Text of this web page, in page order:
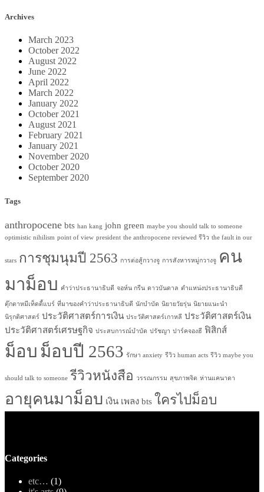
Archives
March 2023
October 2022
August 2022
June 2022
April 2022
March 2022
January 2022
October 2021
August 2021
February 2021
January 2021
November 2020
October 2020
September 2020
Tags
anthropocene bts han kang john green maybe you should talk to someone
optimistic nihilism point of view president the anthropocene reviewed รีวิว the fault in our
stars การชุมนุมปี 2563 การต่อสู้กวางจู การสังหารหมู่กวางจู คน
มาม็อบ
คำว่าประธานาธิบดี จอห์น กรีน ดาวบันดาล ตำแหน่งประธานาธิบดี
ตุ๊กตาหมีเท็ดดี้แบร์ ที่มาของคำว่าประธานาธิบดี นักบำบัด นิยายวัยรุ่น นิยายแนะนำ
นิรุกติศาสตร์ ประวัติศาสตร์การเงิน ประวัติศาสตร์เกาหลี ประวัติศาสตร์เงิน
ประวัติศาสตร์เศรษฐกิจ ประสบการณ์บำบัด ปรัชญา ปาร์คจองฮี ฟิสิกส์
ม็อบ ม็อบปี 2563 รักษา anxiety รีวิว human acts รีวิว maybe you
should talk to someone รีวิวหนังสือ วรรณกรรม สุขภาพจิต ห่านแคนาดา
อายุคนมาม็อบ เงิน เพลง bts ใครไปม็อบ
Categories
etc… (1)